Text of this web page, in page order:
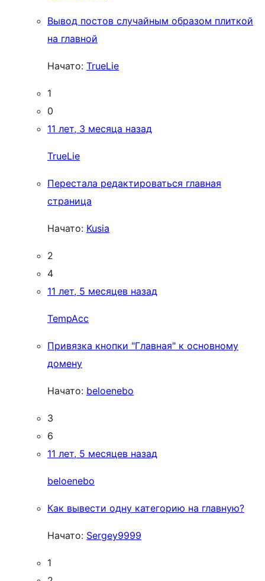
Вывод постов случайным образом плиткой
на главной
Начато: TrueLie
1
0
11 лет, 3 месяца назад
TrueLie
Перестала редактироваться главная
страница
Начато: Kusia
2
4
11 лет, 5 месяцев назад
TempAcc
Привязка кнопки "Главная" к основному
домену
Начато: beloenebo
3
6
11 лет, 5 месяцев назад
beloenebo
Как вывести одну категорию на главную?
Начато: Sergey9999
1